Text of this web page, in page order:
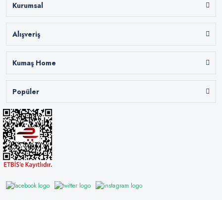
Kurumsal
Alışveriş
Kumaş Home
Popüler